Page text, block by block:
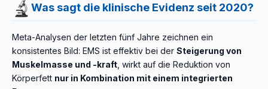
Was sagt die klinische Evidenz seit 2020?
Meta-Analysen der letzten fünf Jahre zeichnen ein
konsistentes Bild: EMS ist effektiv bei der Steigerung von
Muskelmasse und -kraft , wirkt auf die Reduktion von
Körperfett nur in Kombination mit einem integrierten